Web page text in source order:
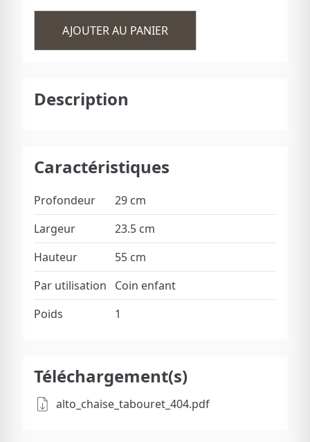
AJOUTER AU PANIER
Description
Caractéristiques
Profondeur
29 cm
Largeur
23.5 cm
Hauteur
55 cm
Par utilisation
Coin enfant
Poids
1
Téléchargement(s)
alto_chaise_tabouret_404.pdf